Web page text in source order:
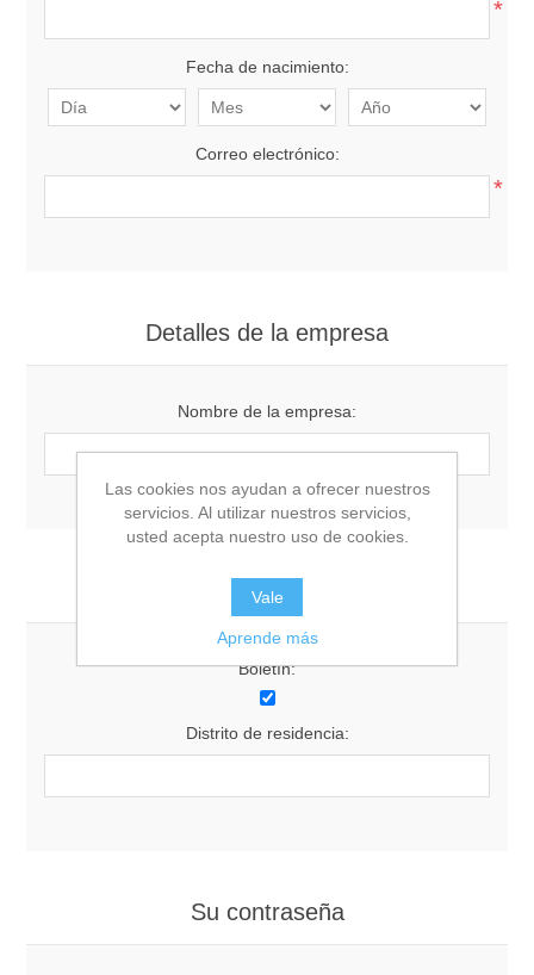
*
Fecha de nacimiento:
Correo electrónico:
*
Detalles de la empresa
Nombre de la empresa:
Opciones
Boletín:
Distrito de residencia:
Su contraseña
Las cookies nos ayudan a ofrecer nuestros
servicios. Al utilizar nuestros servicios,
usted acepta nuestro uso de cookies.
Vale
Aprende más